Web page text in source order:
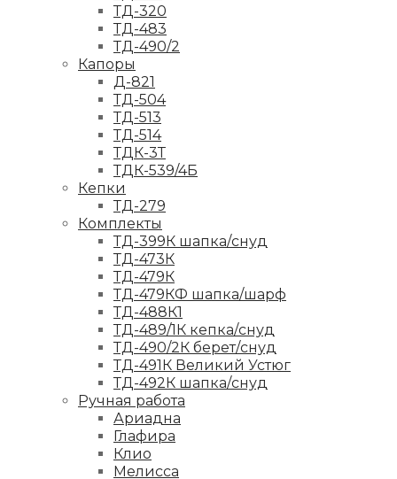
ТД-320
ТД-483
ТД-490/2
Капоры
Д-821
ТД-504
ТД-513
ТД-514
ТДК-3Т
ТДК-539/4Б
Кепки
ТД-279
Комплекты
ТД-399К шапка/снуд
ТД-473К
ТД-479К
ТД-479КФ шапка/шарф
ТД-488К1
ТД-489/1К кепка/снуд
ТД-490/2К берет/снуд
ТД-491К Великий Устюг
ТД-492К шапка/снуд
Ручная работа
Ариадна
Глафира
Клио
Мелисса